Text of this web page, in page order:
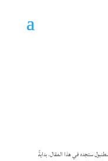
ستجده في هذا المقال. بدايةً